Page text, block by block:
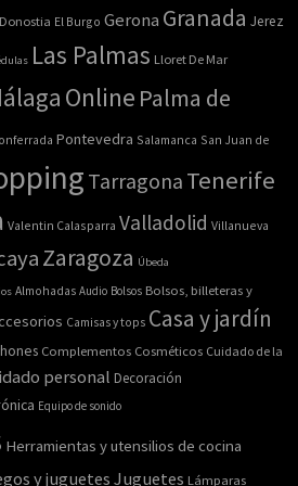
Donostia El Burgo Gerona Granada Jerez
Las Palmas Lloret De Mar
Online Palma de
Pontevedra Salamanca San Juan de
Tarragona Tenerife
Valentin Calasparra Valladolid Villanueva
Zaragoza Úbeda
Almohadas Audio Bolsos Bolsos, billeteras y
Camisas y tops Casa y jardín
Complementos Cosméticos Cuidado de la
personal Decoración
Equipo de sonido
Herramientas y utensilios de cocina
y juguetes Juguetes Lámparas